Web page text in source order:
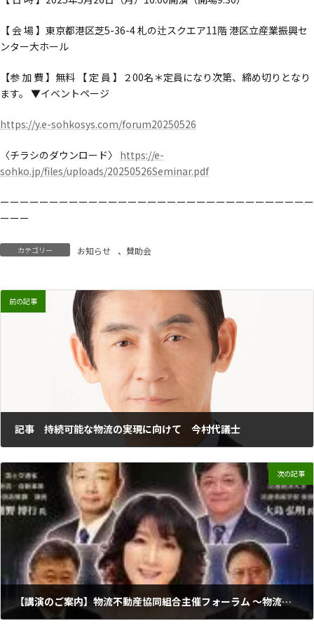
【 会 場 】東京都港区芝5-36-4 札の辻スクエア11階 港区立産業振興セ
ンター大ホール
【参 加 費 】無料 【 定 員 】２00名＊定員になり次第、締め切りとなり
ます。 ▼イベントページ
https://y.e-sohkosys.com/forum20250526
〈チラシのダウンロード〉 https://e-
sohko.jp/files/uploads/20250526Seminar.pdf
ーーーーーーーーーーーーーーーーーーーーーーーーーーーーーーーー
ーーー
カテゴリー お知らせ 、 賛助会
前の記事
記事 持続可能な物流の実現に向けて 今村代議士
次の記事
【講演のご案内】物流不動産協同組合主催フォーラム ～物流大変革の波に乗る中小物流企業の未来戦略～